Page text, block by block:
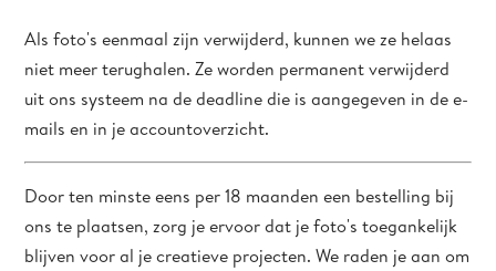
Als foto's eenmaal zijn verwijderd, kunnen we ze helaas
niet meer terughalen. Ze worden permanent verwijderd
uit ons systeem na de deadline die is aangegeven in de e-
mails en in je accountoverzicht.
Door ten minste eens per 18 maanden een bestelling bij
ons te plaatsen, zorg je ervoor dat je foto's toegankelijk
blijven voor al je creatieve projecten. We raden je aan om